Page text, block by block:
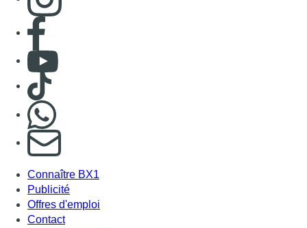
Consulter page Facebook
Consulter Youtube
Consulter TikTok
S'abonner à notre newsletter
Connaître BX1
Publicité
Offres d'emploi
Contact